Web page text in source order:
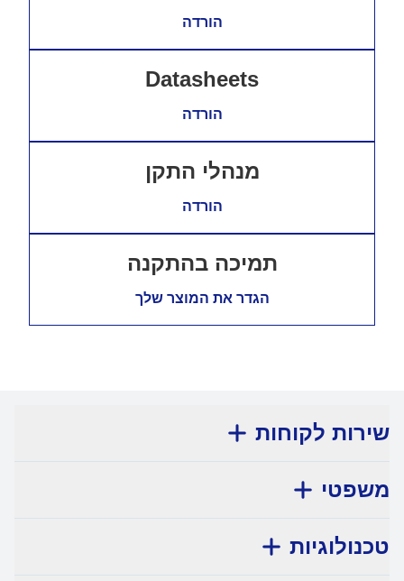
הורדה
Datasheets
הורדה
מנהלי התקן
הורדה
תמיכה בהתקנה
הגדר את המוצר שלך
שירות לקוחות
משפטי
טכנולוגיות